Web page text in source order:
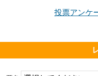
投票アンケ